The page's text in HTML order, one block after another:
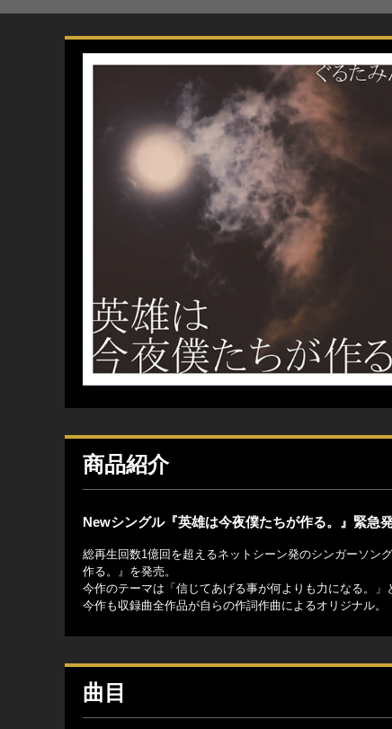
商品紹介
Newシングル『英雄は今夜僕たちが作る。』緊急
総再生回数1億回を超えるネットシーン発のシンガーソン
作る。』を発売。
今作のテーマは「信じてあげる事が何よりも力になる。」
今作も収録曲全作品が自らの作詞作曲によるオリジナル。
曲目